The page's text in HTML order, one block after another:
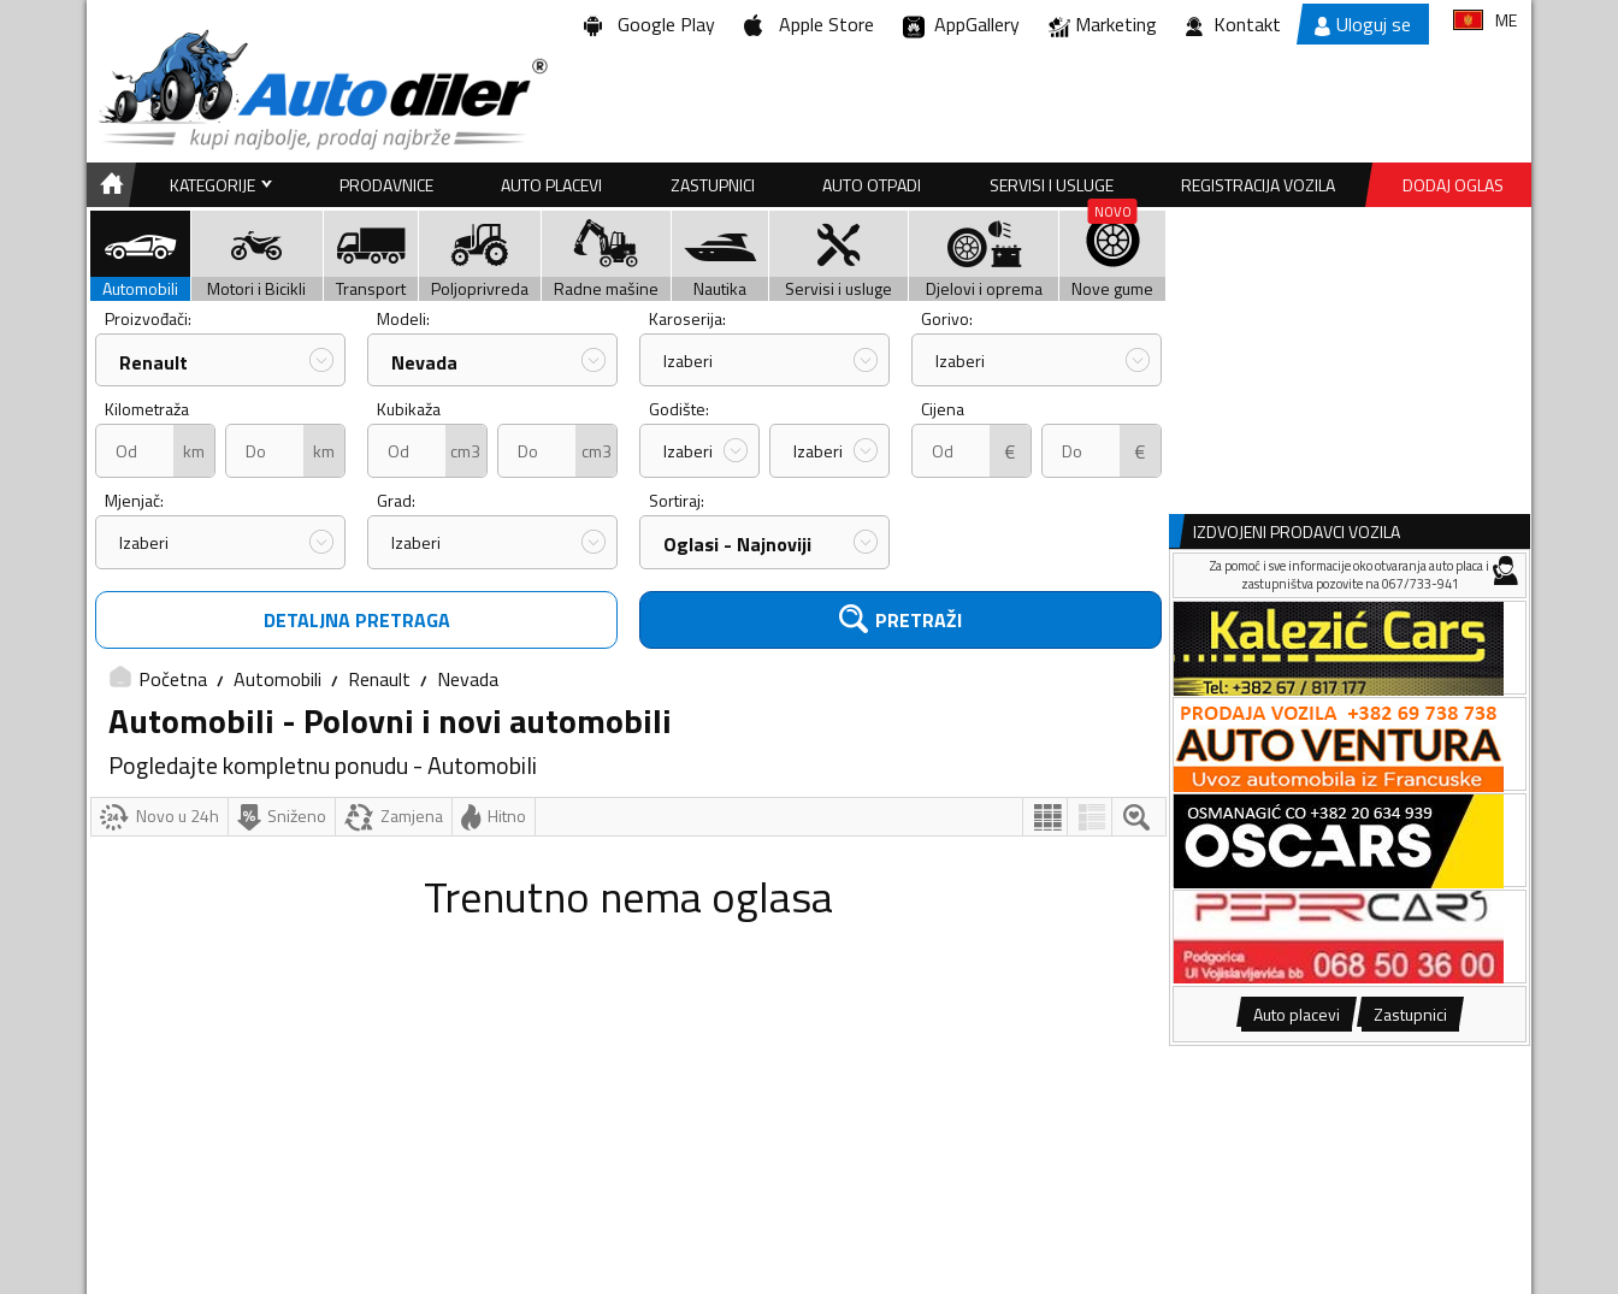
Google Play Apple Store AppGallery Marketing Kontakt Uloguj se ME
KATEGORIJE PRODAVNICE AUTO PLACEVI ZASTUPNICI AUTO OTPADI SERVISI I USLUGE REGISTRACIJA VOZILA DODAJ OGLAS
Automobili Motori i Bicikli Transport Poljoprivreda Radne mašine Nautika Servisi i usluge Djelovi i oprema
Nove gume
Proizvođači:
Renault
Modeli:
Nevada
Karoserija:
Izaberi
Gorivo:
Izaberi
Kilometraža
km
km
Kubikaža
cm3
cm3
Godište:
Izaberi
Izaberi
Cijena
€ €
Mjenjač:
Izaberi
Grad:
Izaberi
Sortiraj:
Oglasi - Najnoviji
DETALJNA PRETRAGA PRETRAŽI
Početna Automobili Renault Nevada
Automobili - Polovni i novi automobili
Pogledajte kompletnu ponudu - Automobili
Novo u 24h Sniženo Zamjena Hitno
Trenutno nema oglasa
IZDVOJENI PRODAVCI VOZILA
Za pomoć i sve informacije oko otvaranja auto placa i
zastupništva pozovite na 067/733-941
Auto placevi Zastupnici